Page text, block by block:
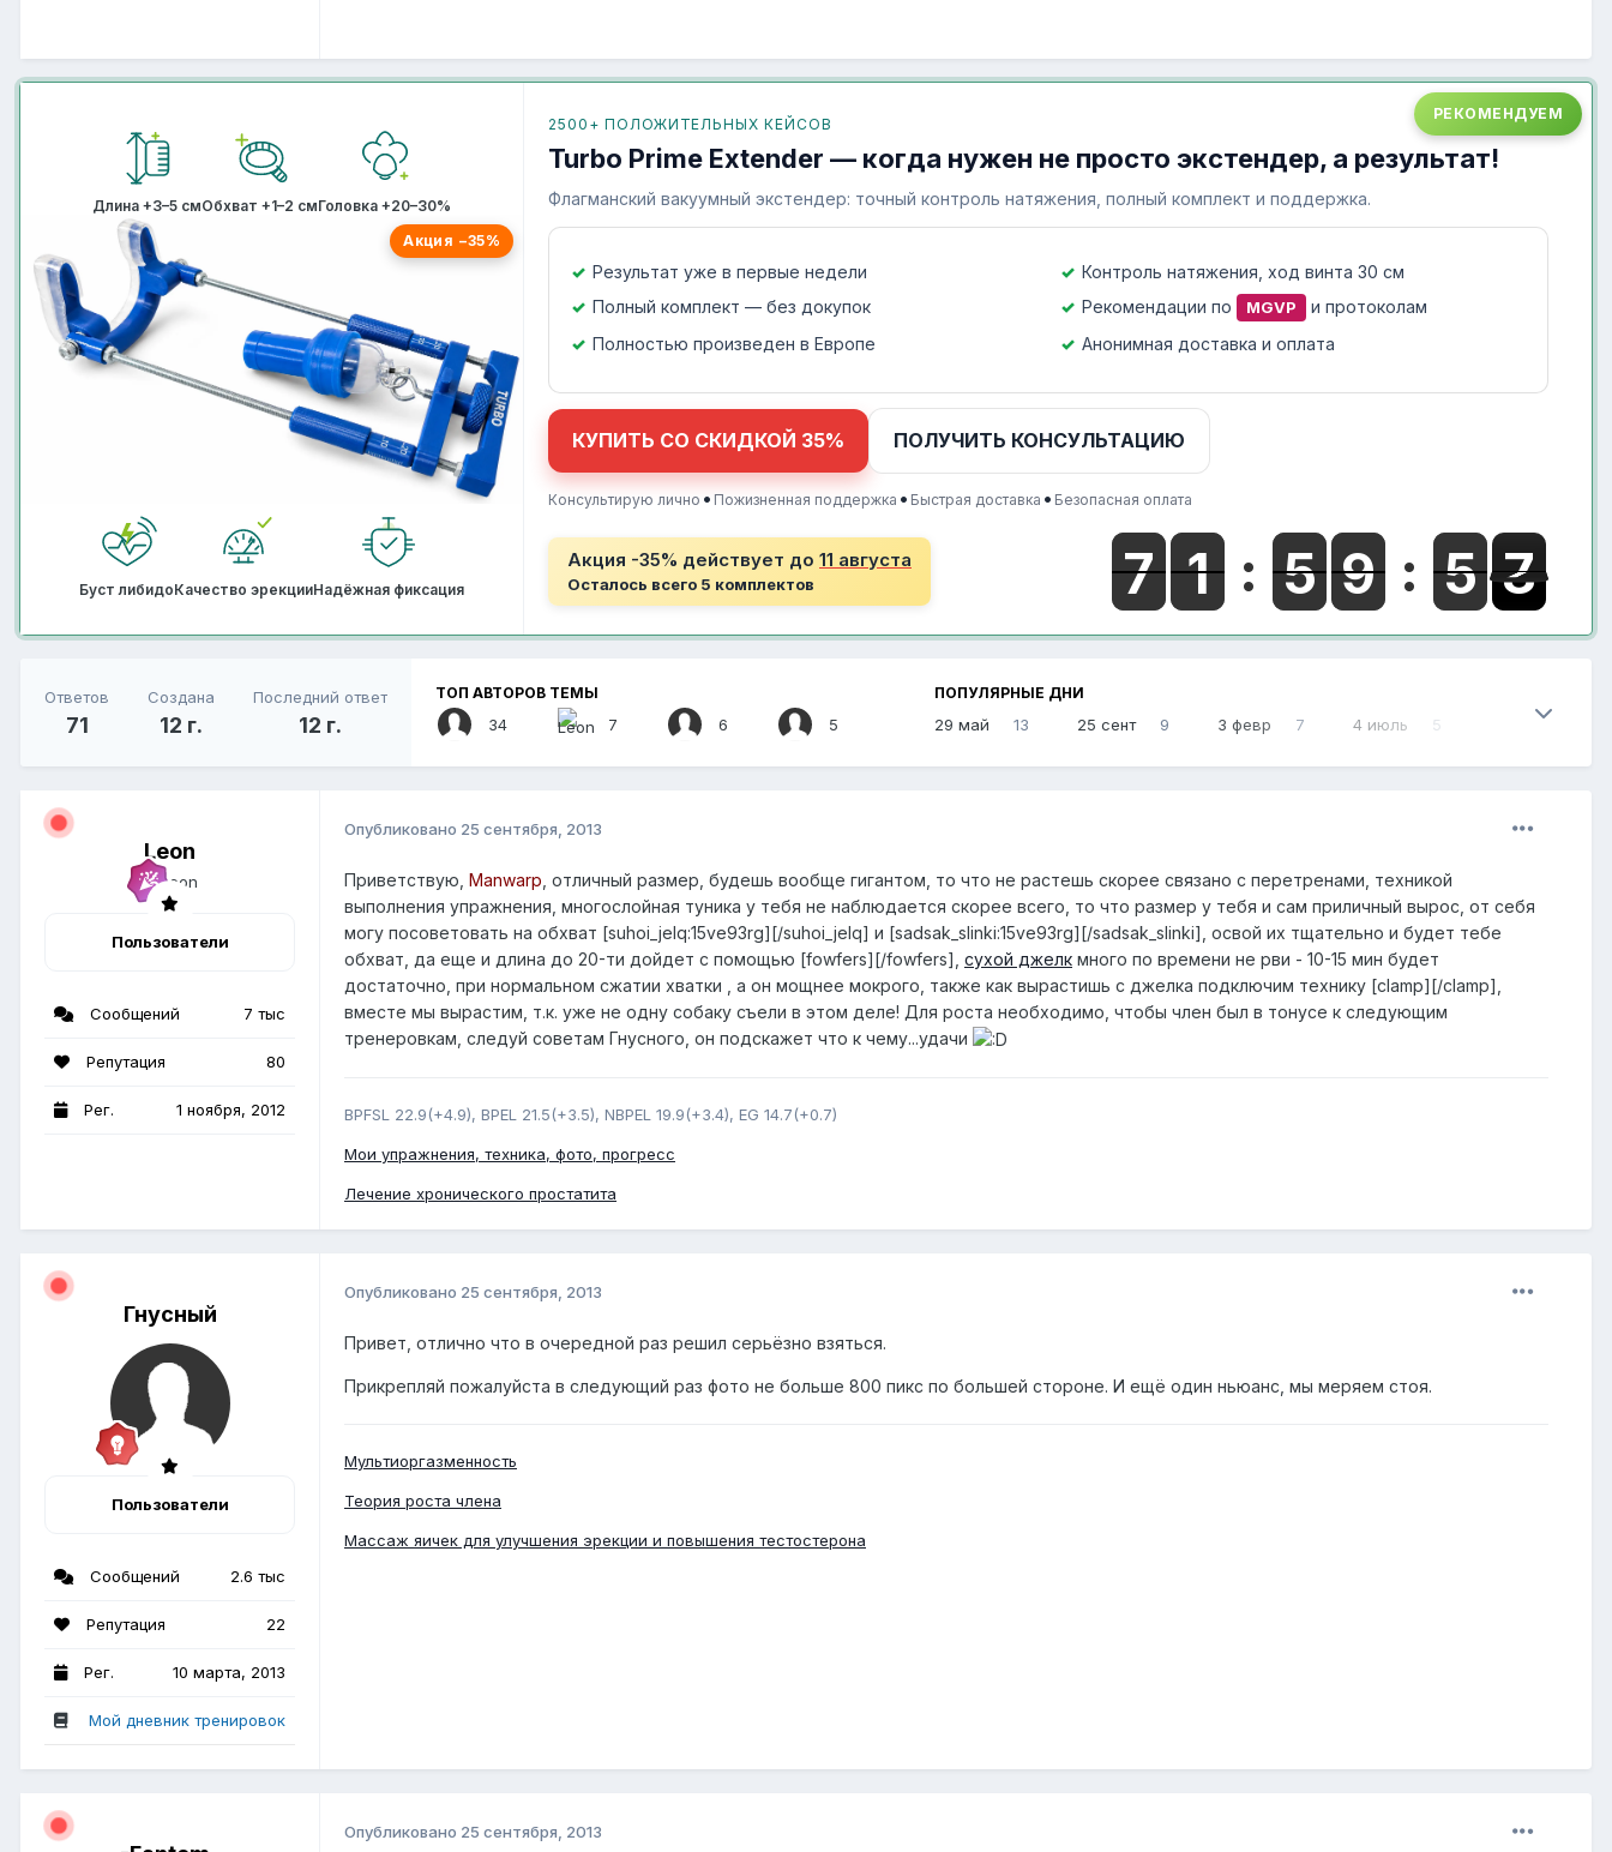
Длина +3–5 смОбхват +1–2 смГоловка +20–30%
Акция −35%
Буст либидоКачество эрекцииНадёжная фиксация
РЕКОМЕНДУЕМ
2500+ ПОЛОЖИТЕЛЬНЫХ КЕЙСОВ
Turbo Prime Extender — когда нужен не просто экстендер, а результат!
Флагманский вакуумный экстендер: точный контроль натяжения, полный комплект и поддержка.
Результат уже в первые недели
Контроль натяжения, ход винта 30 см
Полный комплект — без докупок
Рекомендации по MGVP
и протоколам
Полностью произведен в Европе
Анонимная доставка и оплата
КУПИТЬ СО СКИДКОЙ 35% ПОЛУЧИТЬ КОНСУЛЬТАЦИЮ
Консультирую лично • Пожизненная поддержка • Быстрая доставка • Безопасная оплата
Акция -35% действует до 11 августа
Осталось всего 5 комплектов
Ответов
71
Создана
12 г.
Последний ответ
12 г.
ТОП АВТОРОВ ТЕМЫ
34 7 6 5
ПОПУЛЯРНЫЕ ДНИ
29 май 13 25 сент 9 3 февр 7 4 июль 5
Leon
Пользователи
Сообщений 7 тыс
Репутация 80
Рег. 1 ноября, 2012
Опубликовано 25 сентября, 2013
Приветствую, Manwarp , отличный размер, будешь вообще гигантом, то что не растешь скорее связано с перетренами, техникой
выполнения упражнения, многослойная туника у тебя не наблюдается скорее всего, то что размер у тебя и сам приличный вырос, от себя
могу посоветовать на обхват [suhoi_jelq:15ve93rg][/suhoi_jelq] и [sadsak_slinki:15ve93rg][/sadsak_slinki], освой их тщательно и будет тебе
обхват, да еще и длина до 20-ти дойдет с помощью [fowfers][/fowfers], сухой джелк много по времени не рви - 10-15 мин будет
достаточно, при нормальном сжатии хватки , а он мощнее мокрого, также как вырастишь с джелка подключим технику [clamp][/clamp],
вместе мы вырастим, т.к. уже не одну собаку съели в этом деле! Для роста необходимо, чтобы член был в тонусе к следующим
тренеровкам, следуй советам Гнусного, он подскажет что к чему...удачи
BPFSL 22.9(+4.9), BPEL 21.5(+3.5), NBPEL 19.9(+3.4), EG 14.7(+0.7)
Мои упражнения, техника, фото, прогресс
Лечение хронического простатита
Гнусный
Пользователи
Сообщений 2.6 тыс
Репутация 22
Рег. 10 марта, 2013
Мой дневник тренировок
Опубликовано 25 сентября, 2013
Привет, отлично что в очередной раз решил серьёзно взяться.
Прикрепляй пожалуйста в следующий раз фото не больше 800 пикс по большей стороне. И ещё один ньюанс, мы меряем стоя.
Мультиоргазменность
Теория роста члена
Массаж яичек для улучшения эрекции и повышения тестостерона
Опубликовано 25 сентября, 2013